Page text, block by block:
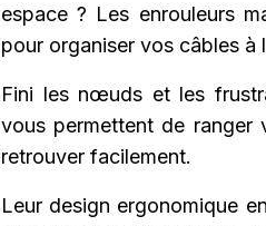
espace ? Les enrouleurs
pour organiser vos câbles à
Fini les nœuds et les
vous permettent de ranger
retrouver facilement.
Leur design ergonomique